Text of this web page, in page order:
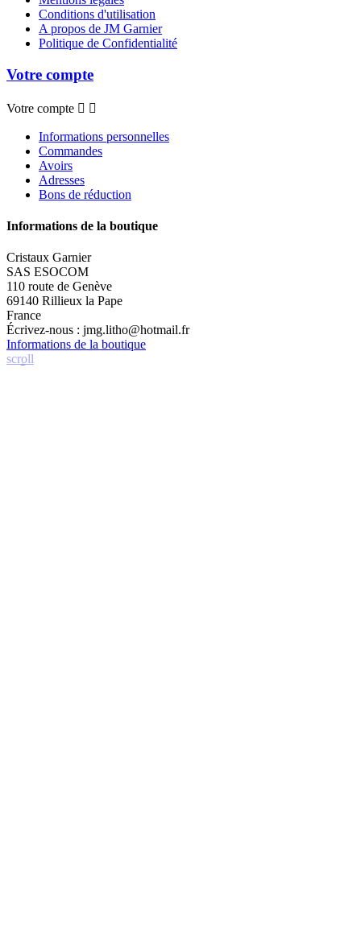
Conditions d'utilisation
A propos de JM Garnier
Politique de Confidentialité
Votre compte
Votre compte  
Informations personnelles
Commandes
Avoirs
Adresses
Bons de réduction
Informations de la boutique
Cristaux Garnier
SAS ESOCOM
110 route de Genève
69140 Rillieux la Pape
France
Écrivez-nous : jmg.litho@hotmail.fr
Informations de la boutique
scroll